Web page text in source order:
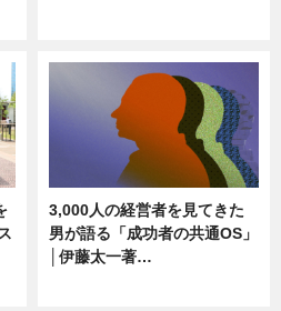
3,000人の経営者を見てきた
男が語る「成功者の共通OS」
│伊藤太一著…